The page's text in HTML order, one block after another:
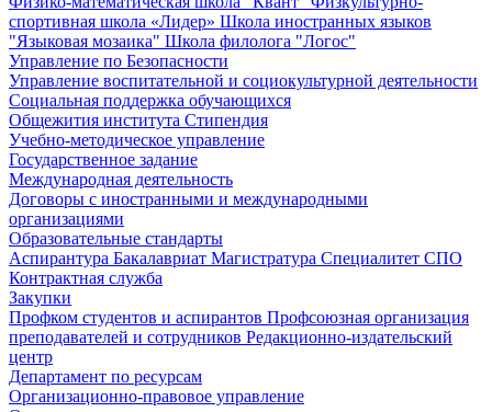
спортивная школа «Лидер» Школа иностранных языков
"Языковая мозаика" Школа филолога "Логос"
Управление по Безопасности
Управление воспитательной и социокультурной деятельности
Социальная поддержка обучающихся
Общежития института Стипендия
Учебно-методическое управление
Государственное задание
Международная деятельность
Договоры с иностранными и международными
организациями
Образовательные стандарты
Аспирантура Бакалавриат Магистратура Специалитет СПО
Контрактная служба
Закупки
Профком студентов и аспирантов Профсоюзная организация
преподавателей и сотрудников Редакционно-издательский
центр
Департамент по ресурсам
Организационно-правовое управление